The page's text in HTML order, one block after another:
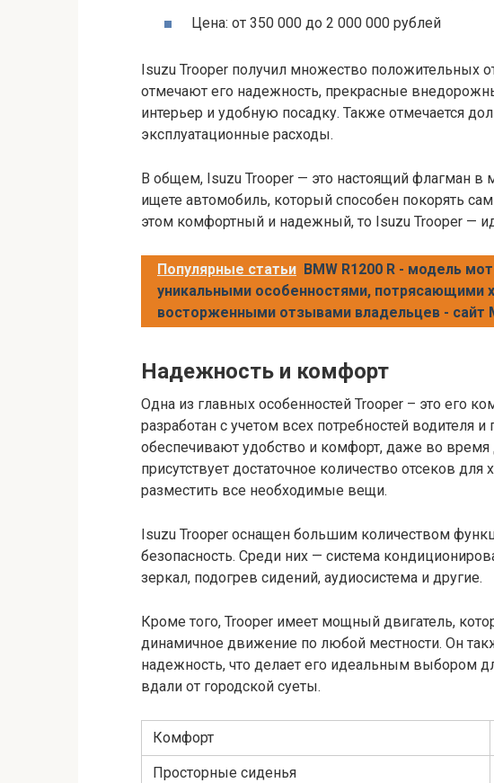
Цена: от 350 000 до 2 000 000 рублей
Isuzu Trooper получил множество положительных
отмечают его надежность, прекрасные
интерьер и удобную посадку. Также отмечается
эксплуатационные расходы.
В общем, Isuzu Trooper — это настоящий флагман
ищете автомобиль, который способен покорять
этом комфортный и надежный, то Isuzu Trooper —
Популярные статьи BMW R1200 R - модель
уникальными особенностями, потрясающими
восторженными отзывами владельцев - сайт
Надежность и комфорт
Одна из главных особенностей Trooper – это его
разработан с учетом всех потребностей водителя
обеспечивают удобство и комфорт, даже во время
присутствует достаточное количество отсеков
разместить все необходимые вещи.
Isuzu Trooper оснащен большим количеством
безопасность. Среди них — система
зеркал, подогрев сидений, аудиосистема и другие.
Кроме того, Trooper имеет мощный двигатель,
динамичное движение по любой местности. Он
надежность, что делает его идеальным выбором
вдали от городской суеты.
Комфорт
Просторные сиденья